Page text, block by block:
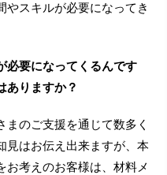
やスキルが必要になってき
必要になってくるんです
ありますか？
のご支援を通じて数多く
見はお伝え出来ますが、本
お考えのお客様は、材料メ